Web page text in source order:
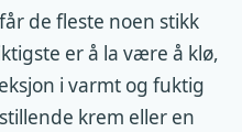
de fleste noen stikk
er å la være å klø,
i varmt og fuktig
krem eller en